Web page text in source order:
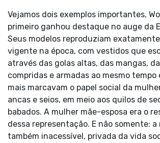
Vejamos dois exemplos importantes,
primeiro ganhou destaque no auge da
Seus modelos reproduziam
vigente na época, com vestidos que
através das golas altas, das mangas,
compridas e armadas ao mesmo tempo
mais marcavam o papel social da
ancas e seios, em meio aos quilos de
babados. A mulher mãe-esposa era o
dessa representação. E não somente: a
também inacessível, privada da vida